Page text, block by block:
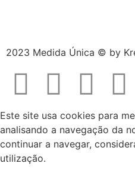
2023 Medida Única © by
Este site usa cookies para
analisando a navegação da
continuar a navegar,
utilização.